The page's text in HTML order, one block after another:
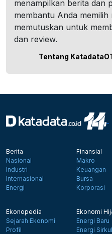
menampilkan berita dan
membantu Anda
memutuskan untuk
dan review.
Tentang
Berita
Nasional
Industri
Internasional
Energi
Finansial
Makro
Keuangan
Bursa
Korporasi
Ekonopedia
Sejarah Ekonomi
Profil
Ekonomi
Energi Baru
Energi